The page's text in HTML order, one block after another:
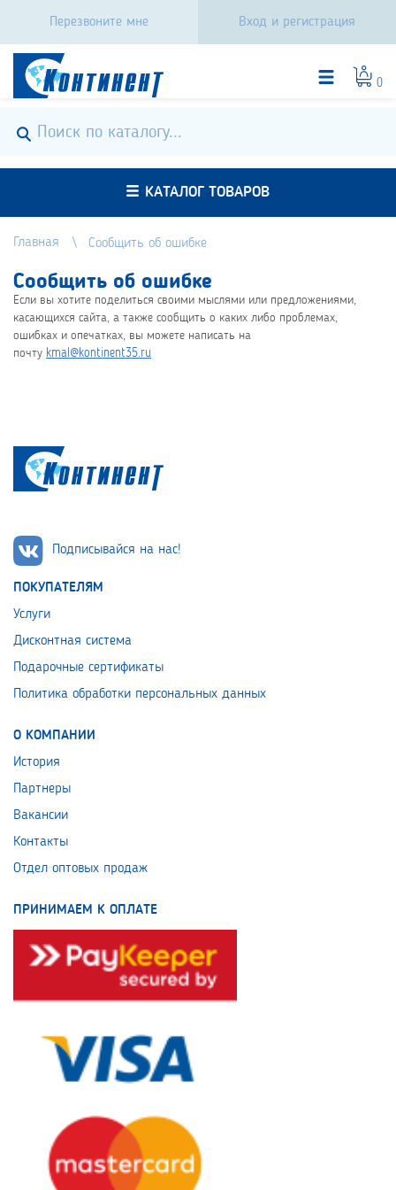
Перезвоните мне Вход и регистрация
0
КАТАЛОГ ТОВАРОВ
Главная Сообщить об ошибке
Сообщить об ошибке
Если вы хотите поделиться своими мыслями или предложениями,
касающихся сайта, а также сообщить о каких либо проблемах,
ошибках и опечатках, вы можете написать на
почту kmal@kontinent35.ru
Подписывайся на нас!
ПОКУПАТЕЛЯМ
Услуги
Дисконтная система
Подарочные сертификаты
Политика обработки персональных данных
О КОМПАНИИ
История
Партнеры
Вакансии
Контакты
Отдел оптовых продаж
ПРИНИМАЕМ К ОПЛАТЕ